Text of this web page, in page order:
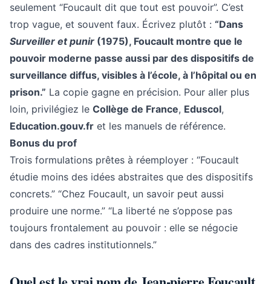
seulement “Foucault dit que tout est pouvoir”. C’est
trop vague, et souvent faux. Écrivez plutôt : “Dans
Surveiller et punir (1975), Foucault montre que le
pouvoir moderne passe aussi par des dispositifs de
surveillance diffus, visibles à l’école, à l’hôpital ou en
prison.” La copie gagne en précision. Pour aller plus
loin, privilégiez le Collège de France, Eduscol,
Education.gouv.fr et les manuels de référence.
Bonus du prof
Trois formulations prêtes à réemployer : “Foucault
étudie moins des idées abstraites que des dispositifs
concrets.” “Chez Foucault, un savoir peut aussi
produire une norme.” “La liberté ne s’oppose pas
toujours frontalement au pouvoir : elle se négocie
dans des cadres institutionnels.”